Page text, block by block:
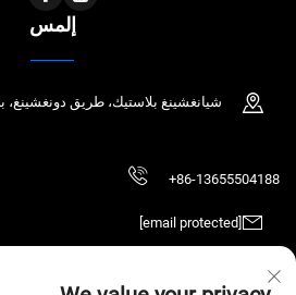
إلمس
شيانغشينغ بلاستيك، طريق دونغشينغ،
+86-13655504188